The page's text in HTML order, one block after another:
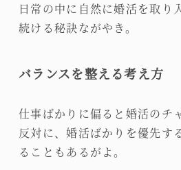
日常の中に自然に婚活を取り
続ける秘訣ながやき。
バランスを整える考え方
仕事ばかりに偏ると婚活のチ
反対に、婚活ばかりを優先す
ることもあるがよ。